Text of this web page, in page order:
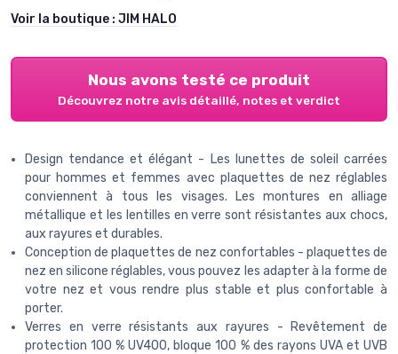
Voir la boutique : JIM HALO
Nous avons testé ce produit
Découvrez notre avis détaillé, notes et verdict
Design tendance et élégant - Les lunettes de soleil carrées
pour hommes et femmes avec plaquettes de nez réglables
conviennent à tous les visages. Les montures en alliage
métallique et les lentilles en verre sont résistantes aux chocs,
aux rayures et durables.
Conception de plaquettes de nez confortables - plaquettes de
nez en silicone réglables, vous pouvez les adapter à la forme de
votre nez et vous rendre plus stable et plus confortable à
porter.
Verres en verre résistants aux rayures - Revêtement de
protection 100 % UV400, bloque 100 % des rayons UVA et UVB